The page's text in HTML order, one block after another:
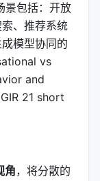
景包括：开放
、推荐系统
模型协同的
vs
and
21 short
角，将分散的